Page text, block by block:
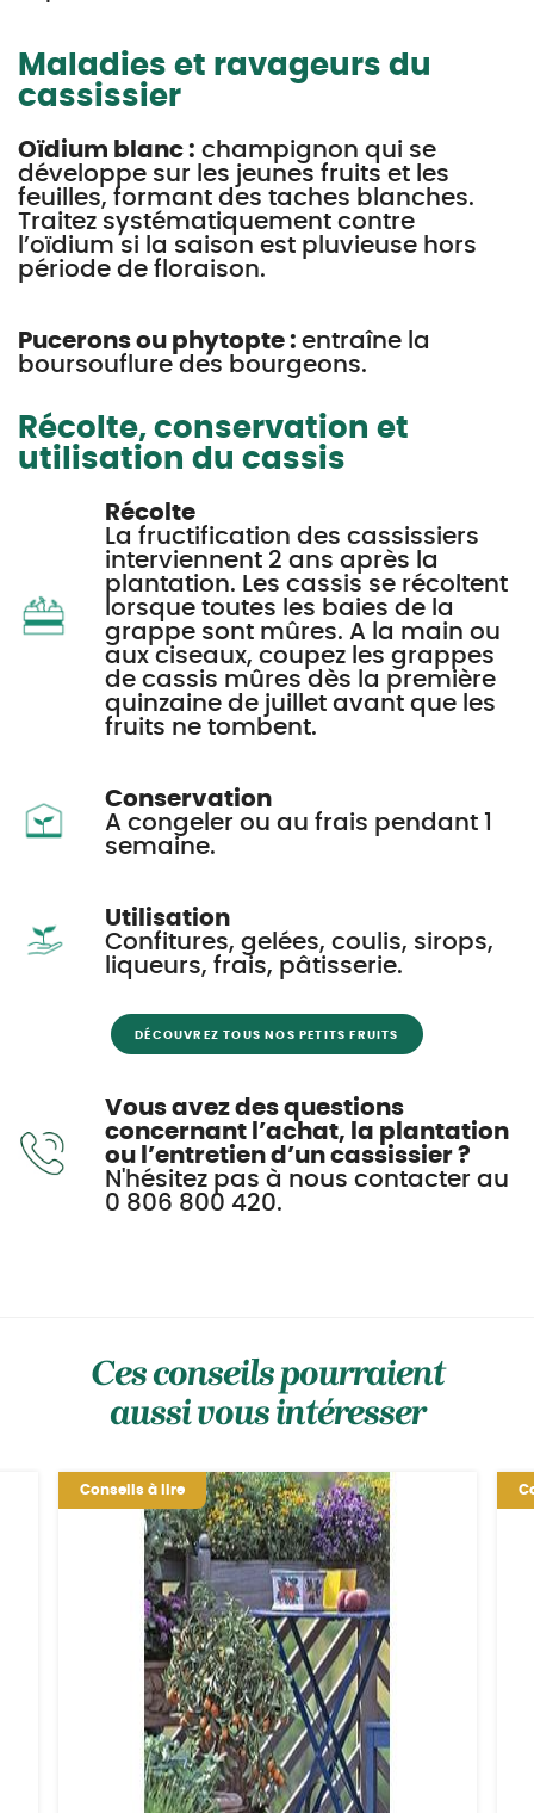
Maladies et ravageurs du
cassissier
Oïdium blanc : champignon qui se
développe sur les jeunes fruits et les
feuilles, formant des taches blanches.
Traitez systématiquement contre
l’oïdium si la saison est pluvieuse hors
période de floraison.
Pucerons ou phytopte : entraîne la
boursouflure des bourgeons.
Récolte, conservation et
utilisation du cassis
Récolte
La fructification des cassissiers
interviennent 2 ans après la
plantation. Les cassis se récoltent
lorsque toutes les baies de la
grappe sont mûres. A la main ou
aux ciseaux, coupez les grappes
de cassis mûres dès la première
quinzaine de juillet avant que les
fruits ne tombent.
Conservation
A congeler ou au frais pendant 1
semaine.
Utilisation
Confitures, gelées, coulis, sirops,
liqueurs, frais, pâtisserie.
DÉCOUVREZ TOUS NOS PETITS FRUITS
Vous avez des questions
concernant l’achat, la plantation
ou l’entretien d’un cassissier ?
N'hésitez pas à nous contacter au
0 806 800 420.
Ces conseils pourraient
aussi vous intéresser
Conseils à lire